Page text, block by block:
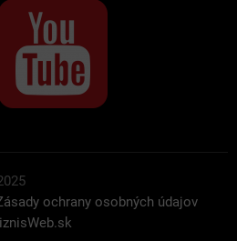
ochrany osobných údajov